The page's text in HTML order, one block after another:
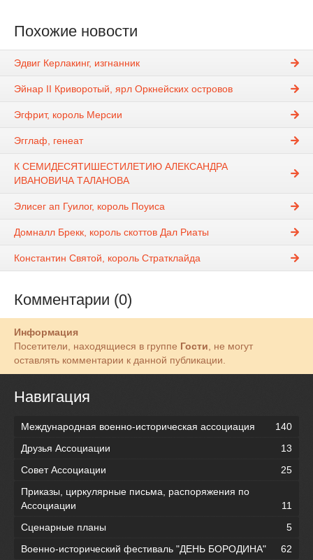
Похожие новости
Эдвиг Керлакинг, изгнанник
Эйнар II Криворотый, ярл Оркнейских островов
Эгфрит, король Мерсии
Эгглаф, генеат
К СЕМИДЕСЯТИШЕСТИЛЕТИЮ АЛЕКСАНДРА
ИВАНОВИЧА ТАЛАНОВА
Элисег ап Гуилог, король Поуиса
Домналл Брекк, король скоттов Дал Риаты
Константин Святой, король Стратклайда
Комментарии (0)
Информация
Посетители, находящиеся в группе Гости, не могут
оставлять комментарии к данной публикации.
Навигация
Международная военно-историческая ассоциация
140
Друзья Ассоциации
13
Совет Ассоциации
25
Приказы, циркулярные письма, распоряжения по
Ассоциации
11
Сценарные планы
5
Военно-исторический фестиваль "ДЕНЬ БОРОДИНА"
62